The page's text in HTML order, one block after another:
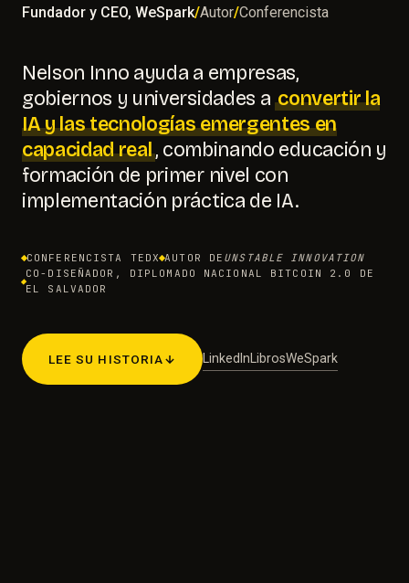
Fundador y CEO, WeSpark/Autor/Conferencista
Nelson Inno ayuda a empresas,
gobiernos y universidades a convertir la
IA y las tecnologías emergentes en
capacidad real, combinando educación y
formación de primer nivel con
implementación práctica de IA.
CONFERENCISTA TEDX AUTOR DE UNSTABLE INNOVATION
CO-DISEÑADOR, DIPLOMADO NACIONAL BITCOIN 2.0 DE
EL SALVADOR
LEE SU HISTORIA LinkedIn LibrosWeSpark